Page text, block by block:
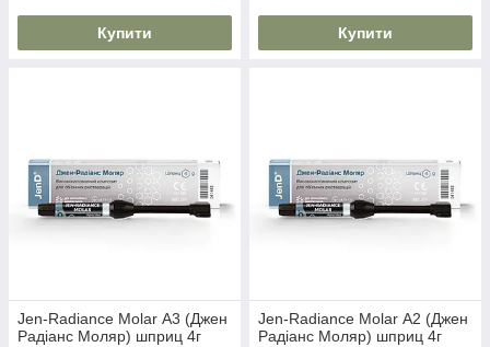
Купити Купити
Jen-Radiance Molar А3 (Джен
Радіанс Моляр) шприц 4г
Jen-Radiance Molar А2 (Джен
Радіанс Моляр) шприц 4г